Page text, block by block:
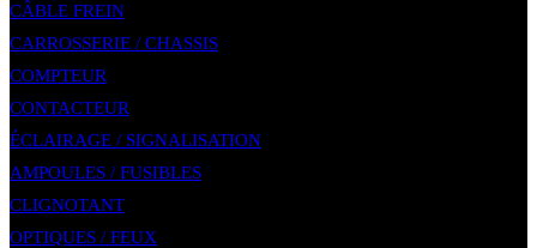
CÂBLE FREIN
CARROSSERIE / CHASSIS
COMPTEUR
CONTACTEUR
ÉCLAIRAGE / SIGNALISATION
AMPOULES / FUSIBLES
CLIGNOTANT
OPTIQUES / FEUX